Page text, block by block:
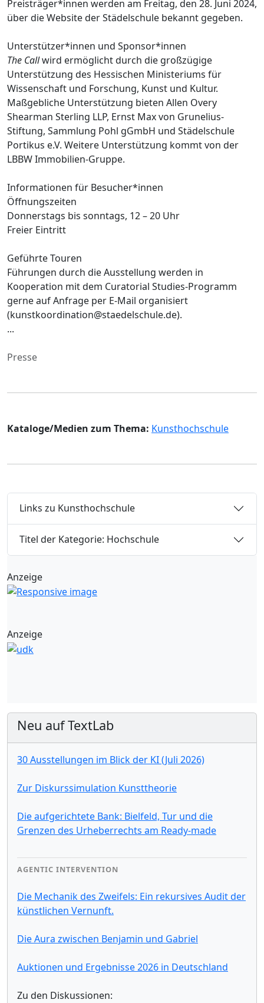
Preisträger*innen werden am Freitag, den 28. Juni 2024,
über die Website der Städelschule bekannt gegeben.
Unterstützer*innen und Sponsor*innen
The Callwird ermöglicht durch die großzügige
Unterstützung des Hessischen Ministeriums für
Wissenschaft und Forschung, Kunst und Kultur.
Maßgebliche Unterstützung bieten Allen Overy
Shearman Sterling LLP, Ernst Max von Grunelius-
Stiftung, Sammlung Pohl gGmbH und Städelschule
Portikus e.V. Weitere Unterstützung kommt von der
LBBW Immobilien-Gruppe.
Informationen für Besucher*innen
Öffnungszeiten
Donnerstags bis sonntags, 12 – 20 Uhr
Freier Eintritt
Geführte Touren
Führungen durch die Ausstellung werden in
Kooperation mit dem Curatorial Studies-Programm
gerne auf Anfrage per E-Mail organisiert
(kunstkoordination@staedelschule.de).
...
Presse
Kataloge/Medien zum Thema: Kunsthochschule
Links zu Kunsthochschule
Titel der Kategorie: Hochschule
Anzeige
Anzeige
Neu auf TextLab
30 Ausstellungen im Blick der KI (Juli 2026)
Zur Diskurssimulation Kunsttheorie
Die aufgerichtete Bank: Bielfeld, Tur und die
Grenzen des Urheberrechts am Ready-made
AGENTIC INTERVENTION
Die Mechanik des Zweifels: Ein rekursives Audit der
künstlichen Vernunft.
Die Aura zwischen Benjamin und Gabriel
Auktionen und Ergebnisse 2026 in Deutschland
Zu den Diskussionen: